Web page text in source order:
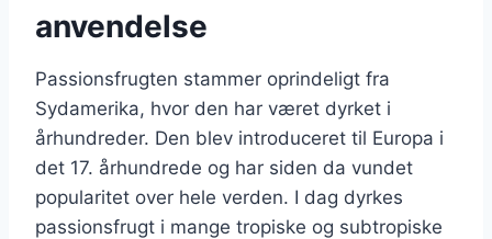
anvendelse
Passionsfrugten stammer oprindeligt fra
Sydamerika, hvor den har været dyrket i
århundreder. Den blev introduceret til Europa i
det 17. århundrede og har siden da vundet
popularitet over hele verden. I dag dyrkes
passionsfrugt i mange tropiske og subtropiske